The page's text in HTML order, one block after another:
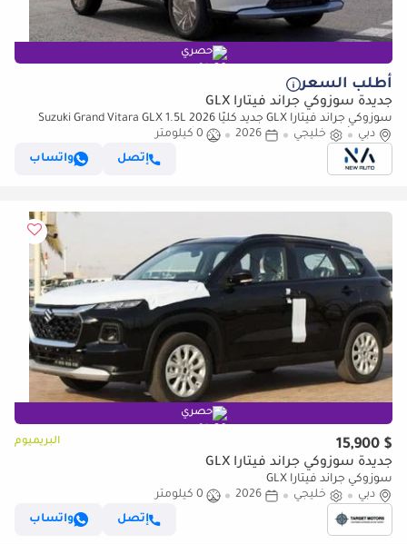
حصري
أطلب السعر
جديدة سوزوكي جراند فيتارا GLX
سوزوكي جراند فيتارا GLX جديد كليًا 2026 Suzuki Grand Vitara GLX 1.5L
هايبرد 4 أسطوانات SUV – المواصفات الأفريقية (للتصدير فقط)
دبي خليجي 2026
0 كيلومتر
إتصل
واتساب
حصري
$ 15,900 البريميوم
جديدة سوزوكي جراند فيتارا GLX
سوزوكي جراند فيتارا GLX
دبي
خليجي 2026
0 كيلومتر
إتصل
واتساب